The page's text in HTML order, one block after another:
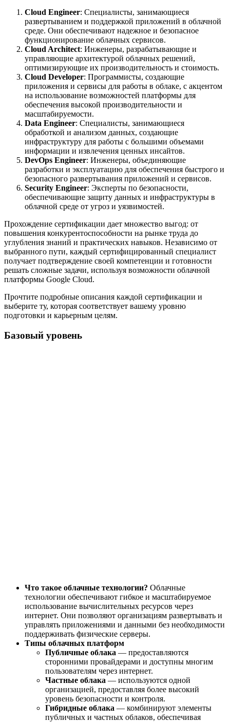
Cloud Engineer: Специалисты, занимающиеся
развертыванием и поддержкой приложений в облачной
среде. Они обеспечивают надежное и безопасное
функционирование облачных сервисов.
Cloud Architect: Инженеры, разрабатывающие и
управляющие архитектурой облачных решений,
оптимизирующие их производительность и стоимость.
Cloud Developer: Программисты, создающие
приложения и сервисы для работы в облаке, с акцентом
на использование возможностей платформы для
обеспечения высокой производительности и
масштабируемости.
Data Engineer: Специалисты, занимающиеся
обработкой и анализом данных, создающие
инфраструктуру для работы с большими объемами
информации и извлечения ценных инсайтов.
DevOps Engineer: Инженеры, объединяющие
разработки и эксплуатацию для обеспечения быстрого и
безопасного развертывания приложений и сервисов.
Security Engineer: Эксперты по безопасности,
обеспечивающие защиту данных и инфраструктуры в
облачной среде от угроз и уязвимостей.
Прохождение сертификации дает множество выгод: от
повышения конкурентоспособности на рынке труда до
углубления знаний и практических навыков. Независимо от
выбранного пути, каждый сертифицированный специалист
получает подтверждение своей компетенции и готовности
решать сложные задачи, используя возможности облачной
платформы Google Cloud.
Прочтите подробные описания каждой сертификации и
выберите ту, которая соответствует вашему уровню
подготовки и карьерным целям.
Базовый уровень
Что такое облачные технологии? Облачные
технологии обеспечивают гибкое и масштабируемое
использование вычислительных ресурсов через
интернет. Они позволяют организациям развертывать и
управлять приложениями и данными без необходимости
поддерживать физические серверы.
Типы облачных платформ
Публичные облака — предоставляются
сторонними провайдерами и доступны многим
пользователям через интернет.
Частные облака — используются одной
организацией, предоставляя более высокий
уровень безопасности и контроля.
Гибридные облака — комбинируют элементы
публичных и частных облаков, обеспечивая